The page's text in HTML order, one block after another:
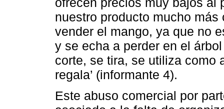
nuestro producto mucho
vender el mango, ya que no
y se echa a perder en el
corte, se tira, se utiliza como
regala’ (informante 4).
Este abuso comercial por